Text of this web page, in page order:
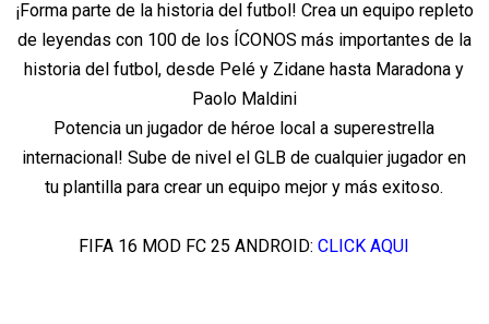
¡Forma parte de la historia del futbol! Crea un equipo repleto
de leyendas con 100 de los ÍCONOS más importantes de la
historia del futbol, desde Pelé y Zidane hasta Maradona y
Paolo Maldini
Potencia un jugador de héroe local a superestrella
internacional! Sube de nivel el GLB de cualquier jugador en
tu plantilla para crear un equipo mejor y más exitoso.
FIFA 16 MOD FC 25 ANDROID:CLICK AQUI